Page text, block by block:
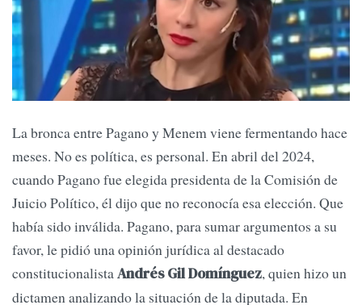
La bronca entre Pagano y Menem viene fermentando hace
meses. No es política, es personal. En abril del 2024,
cuando Pagano fue elegida presidenta de la Comisión de
Juicio Político, él dijo que no reconocía esa elección. Que
había sido inválida. Pagano, para sumar argumentos a su
favor, le pidió una opinión jurídica al destacado
constitucionalista Andrés Gil Domínguez, quien hizo un
dictamen analizando la situación de la diputada. En